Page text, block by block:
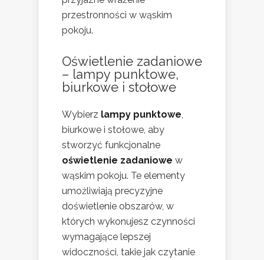
przestronności w wąskim
pokoju.
Oświetlenie zadaniowe
– lampy punktowe,
biurkowe i stołowe
Wybierz lampy punktowe,
biurkowe i stołowe, aby
stworzyć funkcjonalne
oświetlenie zadaniowe w
wąskim pokoju. Te elementy
umożliwiają precyzyjne
doświetlenie obszarów, w
których wykonujesz czynności
wymagające lepszej
widoczności, takie jak czytanie